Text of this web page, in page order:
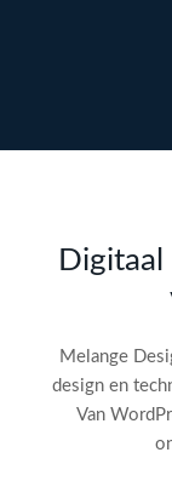
de SEO-
audit
Melange
design en
Van